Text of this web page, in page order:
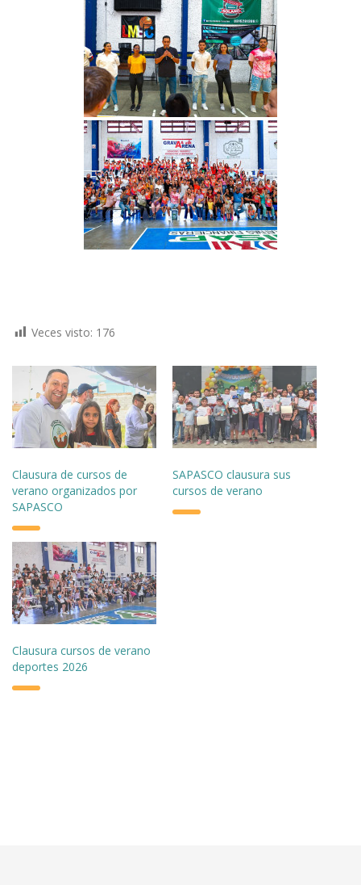
Veces visto: 176
Clausura de cursos de
verano organizados por
SAPASCO
SAPASCO clausura sus
cursos de verano
Clausura cursos de verano
deportes 2026